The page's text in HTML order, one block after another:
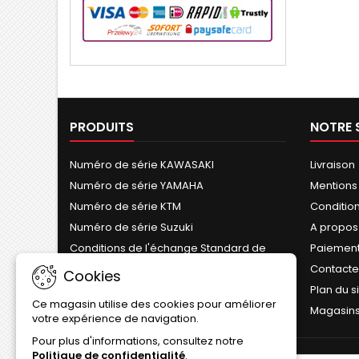
PRODUITS
Numéro de série KAWASAKI
Numéro de série YAMAHA
Numéro de série KTM
Numéro de série Suzuki
Conditions de l'échange Standard de
Cylindre
NOTRE
Livraison
A propos
Plan du
Magasins
Cookies
Ce magasin utilise des cookies pour améliorer
votre expérience de navigation.
Pour plus d'informations, consultez notre
Politique de confidentialité.